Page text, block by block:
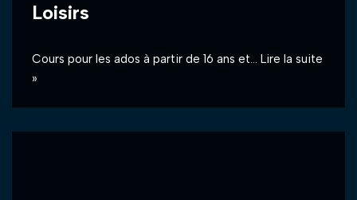
Loisirs
Cours pour les ados à partir de 16 ans et… Lire la suite
»